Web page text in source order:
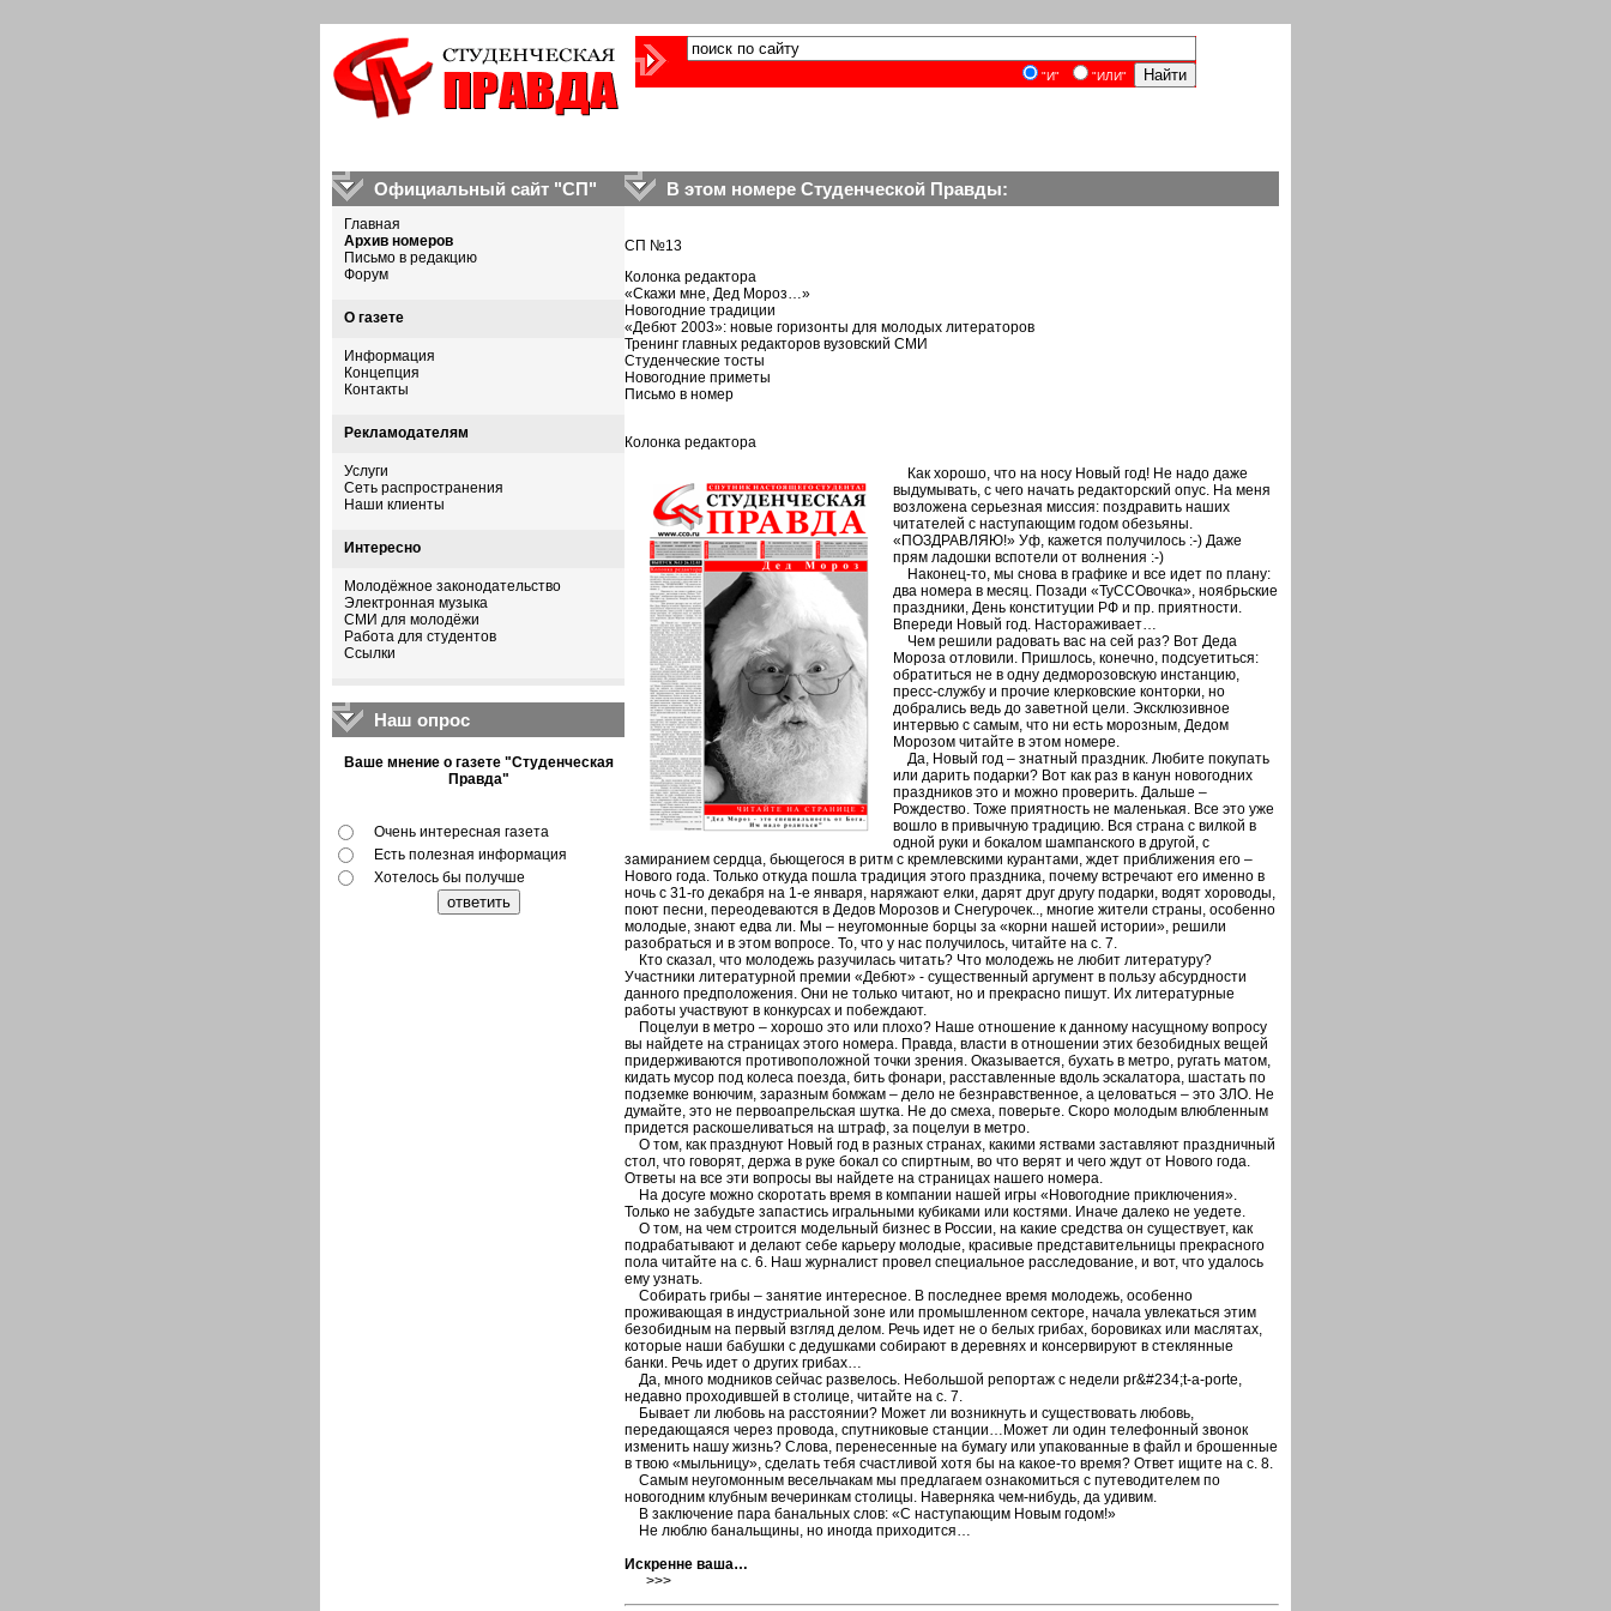
"И" "ИЛИ"
Официальный сайт "СП"
Главная
Архив номеров
Письмо в редакцию
Форум
О газете
Информация
Концепция
Контакты
Рекламодателям
Услуги
Сеть распространения
Наши клиенты
Интересно
Молодёжное законодательство
Электронная музыка
СМИ для молодёжи
Работа для студентов
Cсылки
Наш опрос
Ваше мнение о газете "Студенческая
Правда"
Очень интересная газета
Есть полезная информация
Хотелось бы получше
В этом номере Студенческой Правды:
СП №13
Колонка редактора
«Скажи мне, Дед Мороз…»
Новогодние традиции
«Дебют 2003»: новые горизонты для молодых литераторов
Тренинг главных редакторов вузовский СМИ
Студенческие тосты
Новогодние приметы
Письмо в номер
Колонка редактора
Как хорошо, что на носу Новый год! Не надо даже
выдумывать, с чего начать редакторский опус. На меня
возложена серьезная миссия: поздравить наших
читателей с наступающим годом обезьяны.
«ПОЗДРАВЛЯЮ!» Уф, кажется получилось :-) Даже
прям ладошки вспотели от волнения :-)
Наконец-то, мы снова в графике и все идет по плану:
два номера в месяц. Позади «ТуССОвочка», ноябрьские
праздники, День конституции РФ и пр. приятности.
Впереди Новый год. Настораживает…
Чем решили радовать вас на сей раз? Вот Деда
Мороза отловили. Пришлось, конечно, подсуетиться:
обратиться не в одну дедморозовскую инстанцию,
пресс-службу и прочие клерковские конторки, но
добрались ведь до заветной цели. Эксклюзивное
интервью с самым, что ни есть морозным, Дедом
Морозом читайте в этом номере.
Да, Новый год – знатный праздник. Любите покупать
или дарить подарки? Вот как раз в канун новогодних
праздников это и можно проверить. Дальше –
Рождество. Тоже приятность не маленькая. Все это уже
вошло в привычную традицию. Вся страна с вилкой в
одной руки и бокалом шампанского в другой, с
замиранием сердца, бьющегося в ритм с кремлевскими курантами, ждет приближения его –
Нового года. Только откуда пошла традиция этого праздника, почему встречают его именно в
ночь с 31-го декабря на 1-е января, наряжают елки, дарят друг другу подарки, водят хороводы,
поют песни, переодеваются в Дедов Морозов и Снегурочек.., многие жители страны, особенно
молодые, знают едва ли. Мы – неугомонные борцы за «корни нашей истории», решили
разобраться и в этом вопросе. То, что у нас получилось, читайте на с. 7.
Кто сказал, что молодежь разучилась читать? Что молодежь не любит литературу?
Участники литературной премии «Дебют» - существенный аргумент в пользу абсурдности
данного предположения. Они не только читают, но и прекрасно пишут. Их литературные
работы участвуют в конкурсах и побеждают.
Поцелуи в метро – хорошо это или плохо? Наше отношение к данному насущному вопросу
вы найдете на страницах этого номера. Правда, власти в отношении этих безобидных вещей
придерживаются противоположной точки зрения. Оказывается, бухать в метро, ругать матом,
кидать мусор под колеса поезда, бить фонари, расставленные вдоль эскалатора, шастать по
подземке вонючим, заразным бомжам – дело не безнравственное, а целоваться – это ЗЛО. Не
думайте, это не первоапрельская шутка. Не до смеха, поверьте. Скоро молодым влюбленным
придется раскошеливаться на штраф, за поцелуи в метро.
О том, как празднуют Новый год в разных странах, какими яствами заставляют праздничный
стол, что говорят, держа в руке бокал со спиртным, во что верят и чего ждут от Нового года.
Ответы на все эти вопросы вы найдете на страницах нашего номера.
На досуге можно скоротать время в компании нашей игры «Новогодние приключения».
Только не забудьте запастись игральными кубиками или костями. Иначе далеко не уедете.
О том, на чем строится модельный бизнес в России, на какие средства он существует, как
подрабатывают и делают себе карьеру молодые, красивые представительницы прекрасного
пола читайте на с. 6. Наш журналист провел специальное расследование, и вот, что удалось
ему узнать.
Собирать грибы – занятие интересное. В последнее время молодежь, особенно
проживающая в индустриальной зоне или промышленном секторе, начала увлекаться этим
безобидным на первый взгляд делом. Речь идет не о белых грибах, боровиках или маслятах,
которые наши бабушки с дедушками собирают в деревнях и консервируют в стеклянные
банки. Речь идет о других грибах…
Да, много модников сейчас развелось. Небольшой репортаж с недели pr&#234;t-a-porte,
недавно проходившей в столице, читайте на с. 7.
Бывает ли любовь на расстоянии? Может ли возникнуть и существовать любовь,
передающаяся через провода, спутниковые станции…Может ли один телефонный звонок
изменить нашу жизнь? Слова, перенесенные на бумагу или упакованные в файл и брошенные
в твою «мыльницу», сделать тебя счастливой хотя бы на какое-то время? Ответ ищите на с. 8.
Самым неугомонным весельчакам мы предлагаем ознакомиться с путеводителем по
новогодним клубным вечеринкам столицы. Наверняка чем-нибудь, да удивим.
В заключение пара банальных слов: «С наступающим Новым годом!»
Не люблю банальщины, но иногда приходится…
Искренне ваша…
>>>